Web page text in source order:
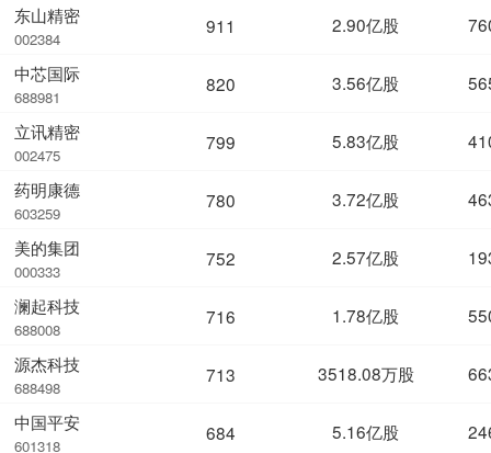
东山精密
002384
中芯国际
688981
立讯精密
002475
药明康德
603259
美的集团
000333
澜起科技
688008
源杰科技
688498
中国平安
601318
911 2.90亿股
820 3.56亿股
799 5.83亿股
780 3.72亿股
752 2.57亿股
716 1.78亿股
713 3518.08万股
684 5.16亿股